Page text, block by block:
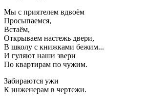
Мы с приятелем вдвоём
Просыпаемся,
Встаём,
Открываем настежь двери,
В школу с книжками бежим...
И гуляют наши звери
По квартирам по чужим.
Забираются ужи
К инженерам в чертежи.